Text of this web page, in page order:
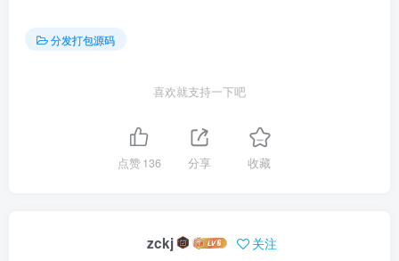
分发打包源码
喜欢就支持一下吧
点赞136 分享 收藏
zckj 关注